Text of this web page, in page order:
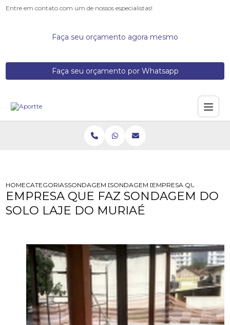
Entre em contato com um de nossos especialistas!
Faça seu orçamento agora mesmo
Faça seu orçamento por Whatsapp
HOMECATEGORIASSONDAGEM DE SOLOSSONDAGEM DE SOLO A PERCUSSAO
EMPRESA QUE FAZ
EMPRESA QUE FAZ SONDAGEM DO
SOLO LAJE DO MURIAÉ